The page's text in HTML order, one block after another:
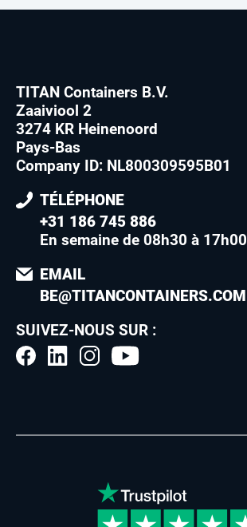
TITAN Containers B.V.
Zaaiviool 2
3274 KR Heinenoord
Pays-Bas
Company ID: NL800309595B01
TÉLÉPHONE
+31 186 745 886
En semaine de 08h30 à 17h00
EMAIL
BE@TITANCONTAINERS.COM
SUIVEZ-NOUS SUR :